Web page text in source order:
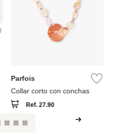
Parfois
Collar corto con conchas
Ref.27.90